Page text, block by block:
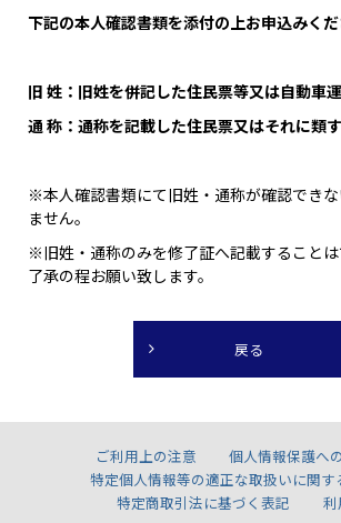
下記の本人確認書類を添付の上お申込みく
旧 姓：旧姓を併記した住民票等又は自動車
通 称：通称を記載した住民票又はそれに類
※本人確認書類にて旧姓・通称が確認でき
ません。
※旧姓・通称のみを修了証へ記載すること
了承の程お願い致します。
ご利用上の注意
個人情報保護へ
特定個人情報等の適正な取扱いに関す
特定商取引法に基づく表記